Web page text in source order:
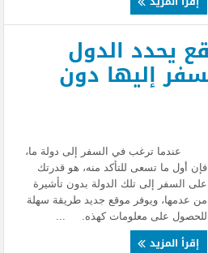
يحدد الدول
إليها دون
عندما ترغب في السفر إلى دولة ما،
فإن أول ما تسعى للتأكد منه، هو قدرتك
على السفر إلى تلك الدولة بدون تأشيرة
من عدمها، ويوفر موقع جديد طريقة سهلة
للحصول على معلومات كهذه. ...
إقرأ المزيد